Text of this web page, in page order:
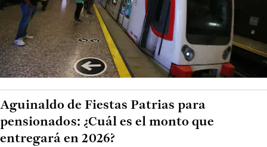
Aguinaldo de Fiestas Patrias para
pensionados: ¿Cuál es el monto que
entregará en 2026?